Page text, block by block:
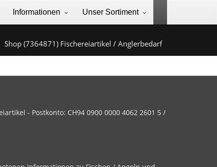
Informationen Unser Sortiment
Shop (7364871) Fischereiartikel / Anglerbedarf
- Postkonto: CH94 0900 0000 4062 2601 5 /